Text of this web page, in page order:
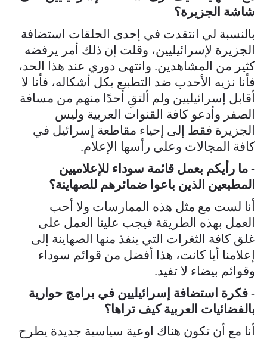
شاشة الجزيرة؟
بالنسبة لي انتقدت في إحدى الحلقات استضافة
الجزيرة لإسرائيليين، وقلت إن ذلك أمر يرفضه
كثير من المشاهدين. وانتهى دوري عند هذا الحد،
فأنا نزيه الأحدب ضد التطبيع بكل أشكاله، فأنا لا
أقابل إسرائيليين ولم ألتقِ أحدًا منهم من مسافة
الصفر وأدعو كافة القنوات العربية وليس
الجزيرة فقط إلى إحياء مقاطعة إسرائيل في
كافة المجالات وعلى رأسها الإعلام.
- ما رأيكم بعمل قائمة سوداء للإعلاميين
المطبعين الذين باعوا ضمائرهم للصهاينة؟
أنا لست مع مثل هذه الممارسات ولا أحب
العمل بهذه الطريقة فيجب علينا العمل على
غلق كافة الثغرات التي ينفذ منها الصهاينة إلى
إعلامنا أيا كانت، هذا أفضل من قوائم سوداء
وقوائم بيضاء لا تفيد.
- فكرة استضافة إسرائيليين في برامج حوارية
بالفضائيات العربية كيف تراها؟
أنا مع أن تكون هناك اوعية سياسية جديدة يطرح